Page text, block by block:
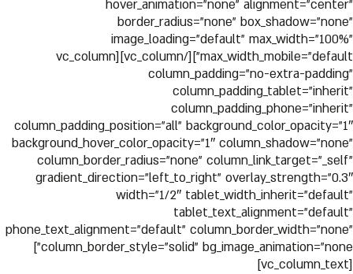
hover_animation=”none” alignment=”center”
border_radius=”none” box_shadow=”none”
image_loading=”default” max_width=”100%”
max_width_mobile=”default”][/vc_column][vc_column
column_padding=”no-extra-padding”
column_padding_tablet=”inherit”
column_padding_phone=”inherit”
column_padding_position=”all” background_color_opacity=”1″
background_hover_color_opacity=”1″ column_shadow=”none”
column_border_radius=”none” column_link_target=”_self”
gradient_direction=”left_to_right” overlay_strength=”0.3″
width=”1/2″ tablet_width_inherit=”default”
tablet_text_alignment=”default”
phone_text_alignment=”default” column_border_width=”none”
column_border_style=”solid” bg_image_animation=”none”]
[vc_column_text]